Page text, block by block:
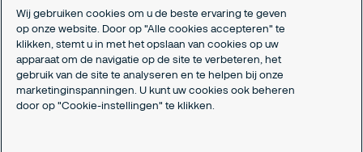
Juridisch
Privacyverklaring
Algemene voorwaarden
Responsible disclosure
Cookie-instellingen
Wij gebruiken cookies om u de beste ervaring te geven
op onze website. Door op "Alle cookies accepteren" te
klikken, stemt u in met het opslaan van cookies op uw
apparaat om de navigatie op de site te verbeteren, het
gebruik van de site te analyseren en te helpen bij onze
marketinginspanningen. U kunt uw cookies ook beheren
door op "Cookie-instellingen" te klikken.